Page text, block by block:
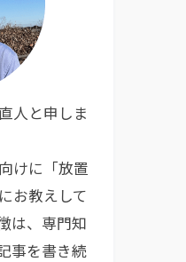
人と申しま
けに「放置
お教えして
は、専門知
事を書き続